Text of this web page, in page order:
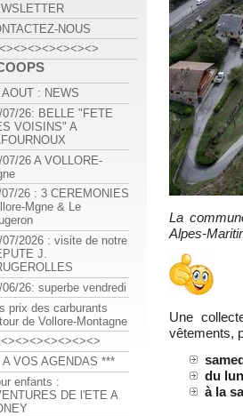
La
Alpes-
Une
vêtements,
du
à la
NOUS
AOUT : NEWS
07/26: BELLE "FETE
VOISINS" A
07/26 A VOLLORE-
07/26 : 3 CEREMONIES
Mgne & Le
07/2026 : visite de notre
J.
06/26: superbe vendredi
prix des carburants
de Vollore-Montagne
A VOS AGENDAS ***
enfants :
DE l'ETE A